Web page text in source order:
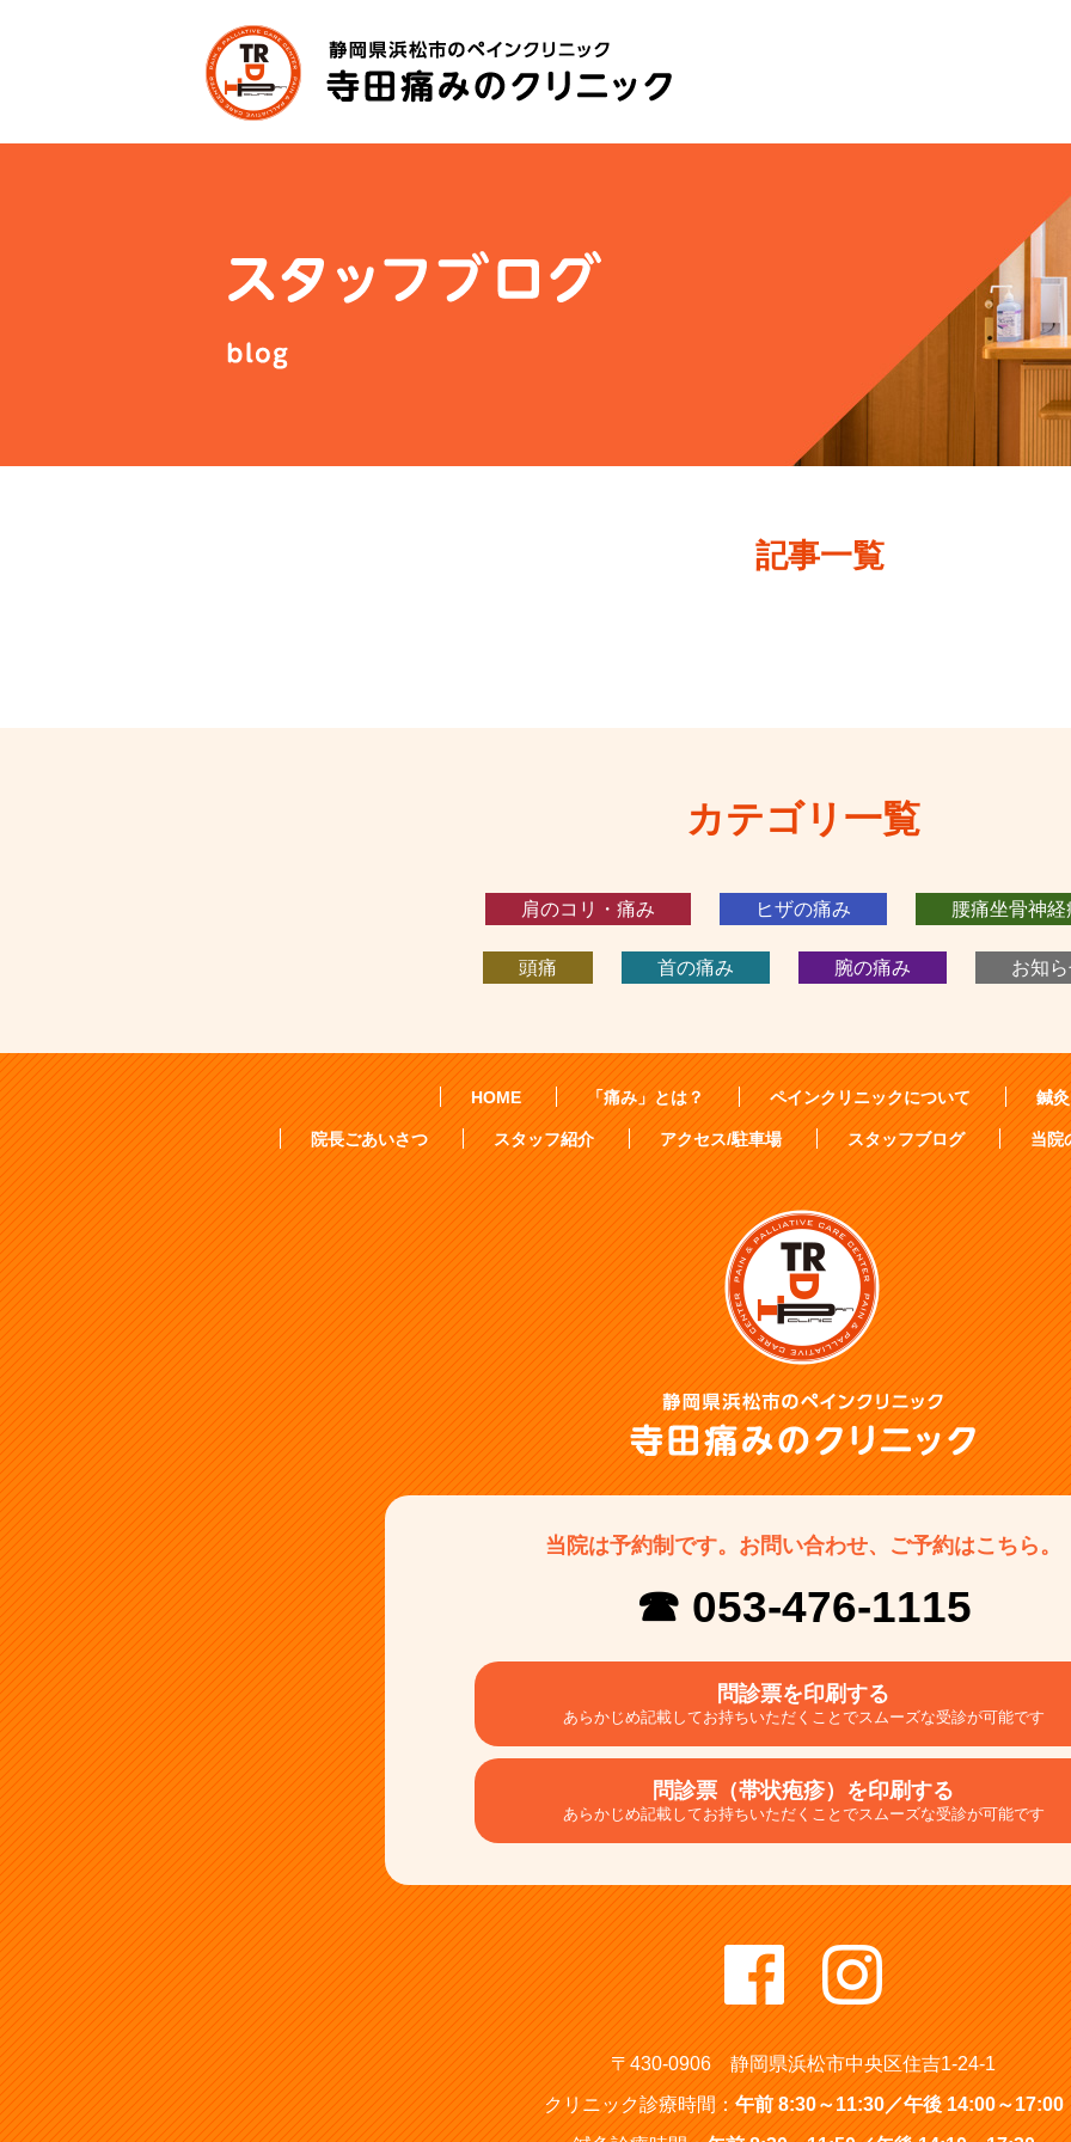
記事一覧
カテゴリ一覧
肩のコリ・痛み ヒザの痛み 腰痛坐骨神経
頭痛 首の痛み 腕の痛み お知
HOME 「痛み」とは？ ペインクリニックについて 鍼
院長ごあいさつ スタッフ紹介 アクセス/駐車場 スタッフブログ 当院
当院は予約制です。 お問い合わせ、ご予約はこちら。
☎ 053-476-1115
問診票を印刷する
あらかじめ記載してお持ちいただくことでスムーズな受診が可能です
問診票（帯状疱疹）を印刷する
あらかじめ記載してお持ちいただくことでスムーズな受診が可能です
〒430-0906
静岡県浜松市中央区住吉1-24-1
クリニック診療時間：午前 8:30～11:30／午後 14:00～17:00